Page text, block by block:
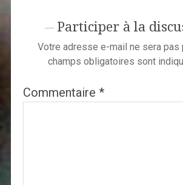
Participer à la
Votre adresse e-mail ne sera pas
champs obligatoires sont
Commentaire *